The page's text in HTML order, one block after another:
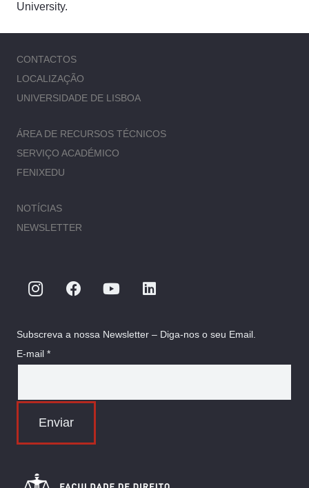
University.
CONTACTOS
LOCALIZAÇÃO
UNIVERSIDADE DE LISBOA
ÁREA DE RECURSOS TÉCNICOS
SERVIÇO ACADÉMICO
FENIXEDU
NOTÍCIAS
NEWSLETTER
Subscreva a nossa Newsletter – Diga-nos o seu Email.
E-mail *